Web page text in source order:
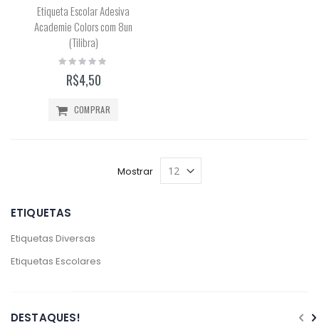
Etiqueta Escolar Adesiva
Academie Colors com 8un
(Tilibra)
Rating:
R$4,50
COMPRAR
Mostrar
ETIQUETAS
Etiquetas Diversas
Etiquetas Escolares
DESTAQUES!